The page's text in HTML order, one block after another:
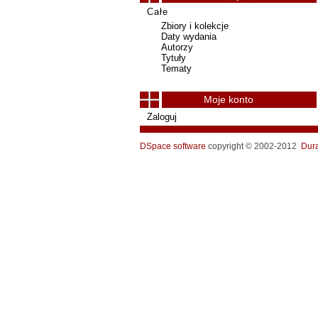
Całe
Zbiory i kolekcje
Daty wydania
Autorzy
Tytuły
Tematy
Moje konto
Zaloguj
DSpace software copyright © 2002-2012